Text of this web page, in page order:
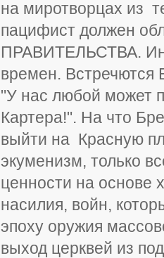
на миротворцах из
пацифист должен
ПРАВИТЕЛЬСТВА.
времен. Встречются
"У нас любой может
Картера!". На что
выйти на Красную
экуменизм, только
ценности на основе
насилия, войн,
эпоху оружия
выход церквей из